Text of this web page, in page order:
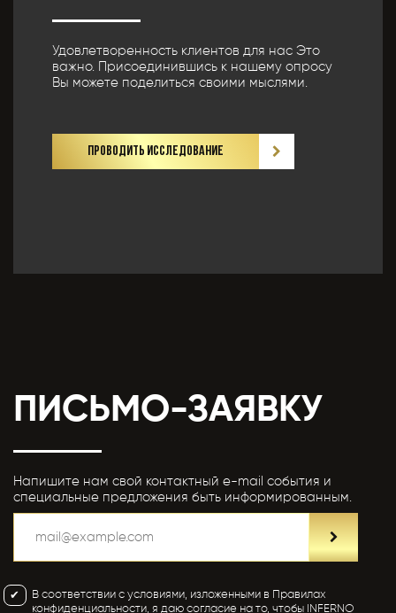
Удовлетворенность клиентов для нас Это
важно. Присоединившись к нашему опросу
Вы можете поделиться своими мыслями.
ПРОВОДИТЬ ИССЛЕДОВАНИЕ
ПИСЬМО-ЗАЯВКУ
Напишите нам свой контактный e-mail события и
специальные предложения быть информированным.
В соответствии с условиями, изложенными в Правилах
конфиденциальности, я даю согласие на то, чтобы INFERNO